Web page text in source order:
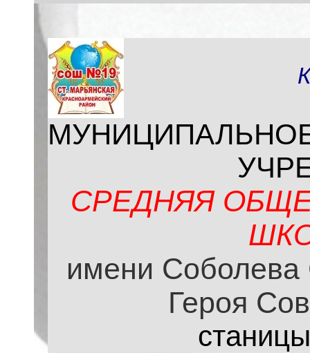
СРЕДНЯЯ
имени Соболева
Героя